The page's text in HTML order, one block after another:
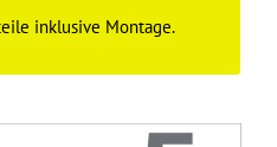
inklusive Montage.
ZUM ANGEBOT